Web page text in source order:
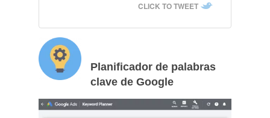
CLICK TO TWEET
Planificador de palabras
clave de Google